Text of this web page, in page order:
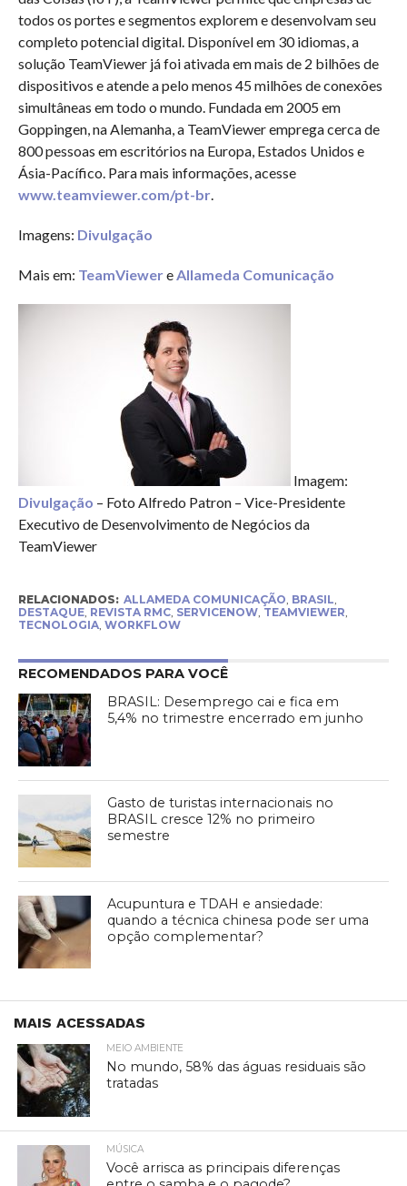
todos os portes e segmentos explorem e desenvolvam seu
completo potencial digital. Disponível em 30 idiomas, a
solução TeamViewer já foi ativada em mais de 2 bilhões de
dispositivos e atende a pelo menos 45 milhões de conexões
simultâneas em todo o mundo. Fundada em 2005 em
Goppingen, na Alemanha, a TeamViewer emprega cerca de
800 pessoas em escritórios na Europa, Estados Unidos e
Ásia-Pacífico. Para mais informações, acesse
www.teamviewer.com/pt-br.
Imagens: Divulgação
Mais em: TeamViewereAllameda Comunicação
Imagem:
Divulgação – Foto Alfredo Patron – Vice-Presidente
Executivo de Desenvolvimento de Negócios da
TeamViewer
RELACIONADOS: ALLAMEDA COMUNICAÇÃO, BRASIL,
DESTAQUE, REVISTA RMC, SERVICENOW, TEAMVIEWER,
TECNOLOGIA, WORKFLOW
RECOMENDADOS PARA VOCÊ
BRASIL: Desemprego cai e fica em
5,4% no trimestre encerrado em junho
Gasto de turistas internacionais no
BRASIL cresce 12% no primeiro
semestre
Acupuntura e TDAH e ansiedade:
quando a técnica chinesa pode ser uma
opção complementar?
MAIS ACESSADAS
MEIO AMBIENTE
No mundo, 58% das águas residuais são
tratadas
MÚSICA
Você arrisca as principais diferenças